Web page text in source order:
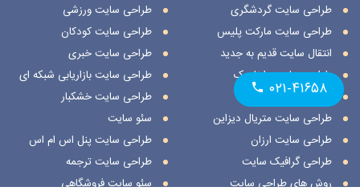
طراحی سایت گردشگری
طراحی سایت مارکت پلیس
انتقال سایت قدیم به جدید
طراحی سایت داینامیک
طراحی سایت استاتیک
طراحی سایت متریال دیزاین
طراحی سایت ارزان
طراحی گرافیک سایت
روش های طراحی سایت
طراحی سایت ورزشی
طراحی سایت کودکان
طراحی سایت خبری
طراحی سایت بازاریابی شبکه ای
طراحی سایت خشکبار
سئو سایت
طراحی سایت پنل اس ام اس
طراحی سایت ترجمه
سئو سایت فروشگاهی
۰۲۱-۴۱۶۵۸